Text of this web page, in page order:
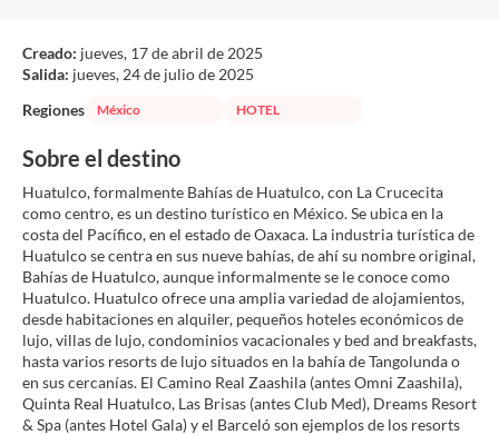
Creado: jueves, 17 de abril de 2025
Salida: jueves, 24 de julio de 2025
Regiones
México HOTEL
Sobre el destino
Huatulco, formalmente Bahías de Huatulco, con La Crucecita
como centro, es un destino turístico en México. Se ubica en la
costa del Pacífico, en el estado de Oaxaca. La industria turística de
Huatulco se centra en sus nueve bahías, de ahí su nombre original,
Bahías de Huatulco, aunque informalmente se le conoce como
Huatulco. Huatulco ofrece una amplia variedad de alojamientos,
desde habitaciones en alquiler, pequeños hoteles económicos de
lujo, villas de lujo, condominios vacacionales y bed and breakfasts,
hasta varios resorts de lujo situados en la bahía de Tangolunda o
en sus cercanías. El Camino Real Zaashila (antes Omni Zaashila),
Quinta Real Huatulco, Las Brisas (antes Club Med), Dreams Resort
& Spa (antes Hotel Gala) y el Barceló son ejemplos de los resorts